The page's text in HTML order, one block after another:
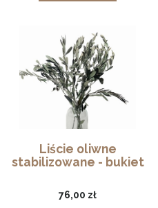
Liście oliwne
stabilizowane - bukiet
76,00 zł